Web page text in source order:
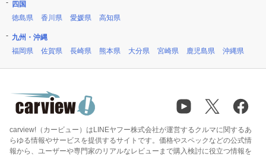
四国
徳島県
香川県 愛媛県 高知県
九州・沖縄
福岡県
佐賀県 長崎県 熊本県 大分県 宮崎県 鹿児島県 沖縄県
carview!（カービュー）はLINEヤフー株式会社が運営するクルマに関するあ
らゆる情報やサービスを提供するサイトです。価格やスペックなどの公式情
報から、ユーザーや専門家のリアルなレビューまで購入検討に役立つ情報を